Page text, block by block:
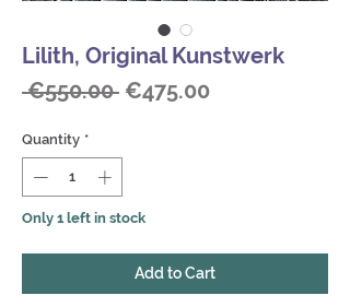
Lilith, Original Kunstwerk
€550.00 Regular
€475.00Sale
Quantity *
Only 1 left in stock
Add to Cart